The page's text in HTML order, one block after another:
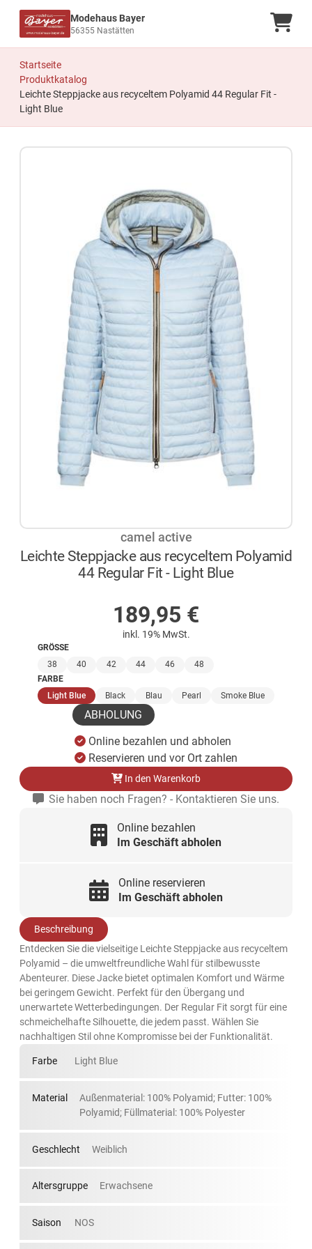
Modehaus Bayer
56355 Nastätten
Startseite
Produktkatalog
Leichte Steppjacke aus recyceltem Polyamid 44 Regular Fit -
Light Blue
camel active
Leichte Steppjacke aus recyceltem Polyamid
44 Regular Fit - Light Blue
189,95 €
inkl. 19% MwSt.
GRÖSSE
38
40 42 44 46
48
FARBE
Light Blue(ausgewählt)
Black Blau Pearl Smoke Blue
ABHOLUNG
Online bezahlen und abholen
Reservieren und vor Ort zahlen
In den Warenkorb
Sie haben noch Fragen? - Kontaktieren Sie uns.
Online bezahlen
Im Geschäft abholen
Online reservieren
Im Geschäft abholen
Beschreibung
Entdecken Sie die vielseitige Leichte Steppjacke aus recyceltem
Polyamid – die umweltfreundliche Wahl für stilbewusste
Abenteurer. Diese Jacke bietet optimalen Komfort und Wärme
bei geringem Gewicht. Perfekt für den Übergang und
unerwartete Wetterbedingungen. Der Regular Fit sorgt für eine
schmeichelhafte Silhouette, die jedem passt. Wählen Sie
nachhaltigen Stil ohne Kompromisse bei der Funktionalität.
Farbe Light Blue
Material
Außenmaterial: 100% Polyamid; Futter: 100%
Polyamid; Füllmaterial: 100% Polyester
Geschlecht Weiblich
Altersgruppe Erwachsene
Saison NOS